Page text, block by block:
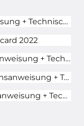
BaseBeton - Gebrauchsanweisung + Technisches Datenblatt
2022
BaseBeton Plus - Gebrauchsanweisung + Technisches Datenblatt
BaseBeton Xtreme - Gebrauchsanweisung + Technisches Datenblatt
BaseBeton Solid - Gebrauchsanweisung + Technisches Datenblatt